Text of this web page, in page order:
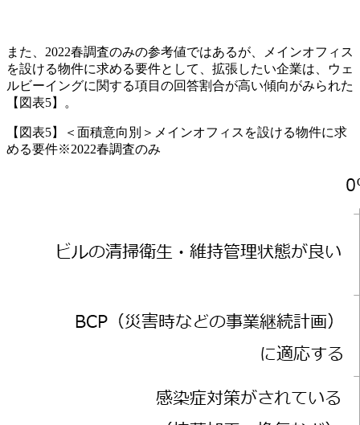
また、2022春調査のみの参考値ではあるが、メインオフィス
を設ける物件に求める要件として、拡張したい企業は、ウェ
ルビーイングに関する項目の回答割合が高い傾向がみられた
【図表5】。
【図表5】＜面積意向別＞メインオフィスを設ける物件に求
める要件※2022春調査のみ